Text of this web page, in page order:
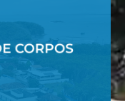
CORPOS
CORPOS